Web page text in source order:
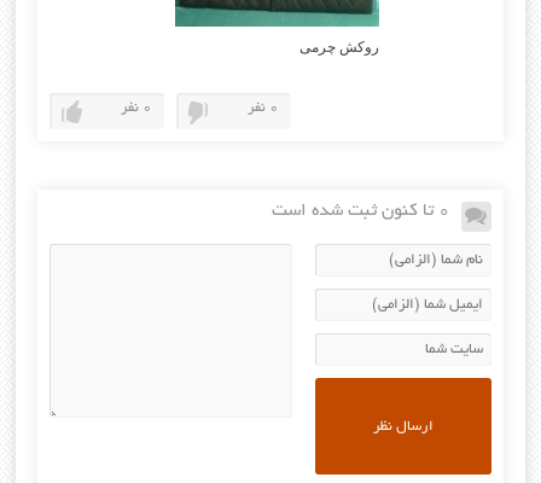
روکش چرمی
0 نفر 0 نفر
0 تا کنون ثبت شده است